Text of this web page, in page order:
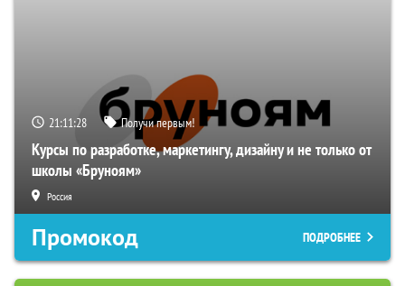
21:11:28 Получи первым!
Курсы по разработке, маркетингу, дизайну и не только от
школы «Бруноям»
Россия
Промокод ПОДРОБНЕЕ